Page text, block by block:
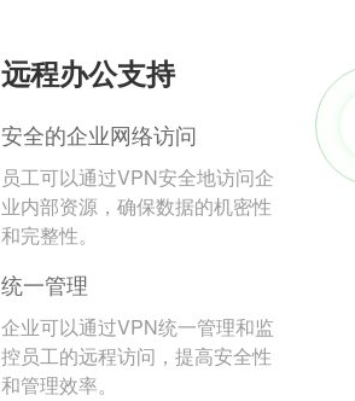
远程办公支持
安全的企业网络访问
员工可以通过VPN安全地访问企
业内部资源，确保数据的机密性
和完整性。
统一管理
企业可以通过VPN统一管理和监
控员工的远程访问，提高安全性
和管理效率。